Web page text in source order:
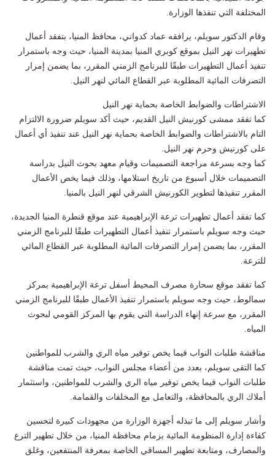
المختلفة التي تنفذها الوزارة.
وقام الدكتور سويلم، يرافقه عماد كدواني، محافظ المنيا، بتفقد أعمال
تطهيرات نهر النيل بموقع كوبري المنيا بمدينة المنيا، حيث وجه باستمرار
تنفيذ أعمال التطهيرات طبقًا للبرنامج الزمني المقرر، بما يضمن إمرار
التصرفات المائية المطلوبة عبر القطاع المائي لنهر النيل.
الاشتراطات والضوابط الخاصة بحماية نهر النيل
كما تفقد ممشى كورنيش النيل القديم، حيث أكد سويلم ضرورة الالتزام
التام بالاشتراطات والضوابط الخاصة بحماية نهر النيل عند تنفيذ أي أعمال
على كورنيش وحرم نهر النيل.
كما وجه بسرعة مراجعة التصميمات وقيام معهد بحوث النيل بدراسة
التصميمات خلال أسبوع من تاريخ استلامها، وذلك فيما يخص الأعمال
المقرر تنفيذها لتطوير الكورنيش الشرقي لنهر النيل بالمنيا.
كما تفقد أعمال تطهيرات ترعة الإبراهيمية عند موقع قنطرة المنيا الجديدة،
حيث وجه سويلم باستمرار تنفيذ أعمال التطهيرات طبقًا للبرنامج الزمني
المقرر، بما يضمن إمرار التصرفات المائية المطلوبة عبر القطاع المائي
للترعة.
كما تفقد موقع سحارة مصرف المحيط أسفل ترعة الإبراهيمية بمركز
سمالوط، حيث وجه سويلم باستمرار تنفيذ الأعمال طبقًا للبرنامج الزمني
المقرر، مع سرعة إنهاء الدراسة التي يقوم بها المركز القومي لبحوث
المياه.
مناقشة طلبات النواب فيما يخص توفير مياه الري والشرب للمواطنين
كما التقى سويلم، بعدد من أعضاء مجلس النواب، حيث تمت مناقشة
طلبات النواب فيما يخص توفير مياه الري والشرب للمواطنين، واستثمار
أملاك الري بالمحافظة، والتعامل مع المخلفات والقمامة.
وأشار سويلم إلى ما تبذله أجهزة الوزارة من مجهودات كبيرة لتحسين
كفاءة إدارة المنظومة المائية بزمام محافظة المنيا، من خلال تطهير الترع
والمصارف، ومتابعة تطهير المساقي الخاصة بمعرفة المنتفعين، وغلق